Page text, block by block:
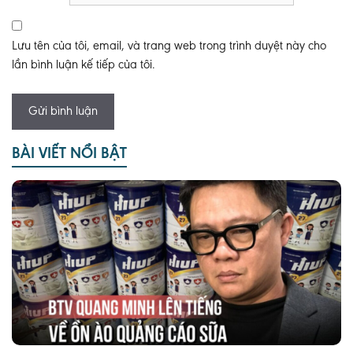
Lưu tên của tôi, email, và trang web trong trình duyệt này cho
lần bình luận kế tiếp của tôi.
BÀI VIẾT NỔI BẬT